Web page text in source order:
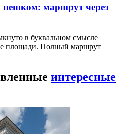
пешком: маршрут через
в буквальном смысле
площади. Полный маршрут
интересные